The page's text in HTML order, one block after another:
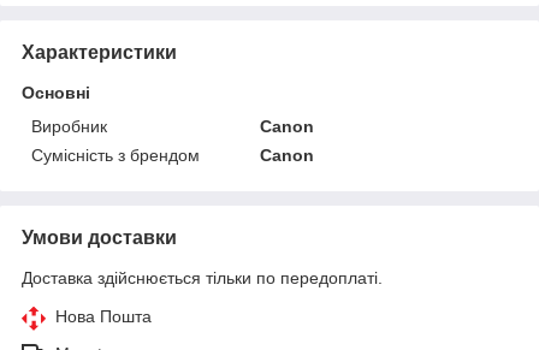
Характеристики
Основні
Виробник
Canon
Сумісність з брендом
Canon
Умови доставки
Доставка здійснюється тільки по передоплаті.
Нова Пошта